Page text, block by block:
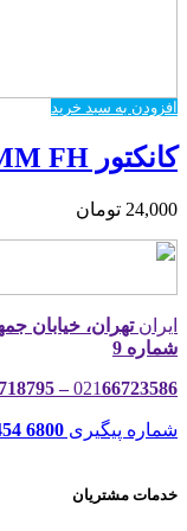
افزودن به سبد خرید
کانکتور 1.25MM FH سیمدار 3 پین
24,000 تومان
ایرانتهران، خیابان
شماره 9
02166723586 – 66718795 – 66718717
شماره پیگیری 6800 454 0991
خدمات مشتریان